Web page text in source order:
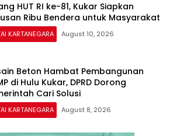
HUT RI ke-81, Kukar Siapkan
Ribu Bendera untuk Masyarakat
KARTANEGARA August 10, 2026
Beton Hambat Pembangunan
di Hulu Kukar, DPRD Dorong
Cari Solusi
KARTANEGARA August 8, 2026